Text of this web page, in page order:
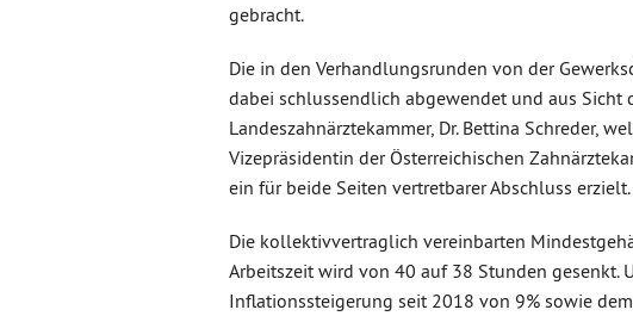
gebracht.
Die in den Verhandlungsrunden von der
dabei schlussendlich abgewendet und aus Sicht
Landeszahnärztekammer, Dr. Bettina Schreder,
Vizepräsidentin der Österreichischen
ein für beide Seiten vertretbarer Abschluss erzielt.
Die kollektivvertraglich vereinbarten
Arbeitszeit wird von 40 auf 38 Stunden gesenkt.
Inflationssteigerung seit 2018 von 9% sowie